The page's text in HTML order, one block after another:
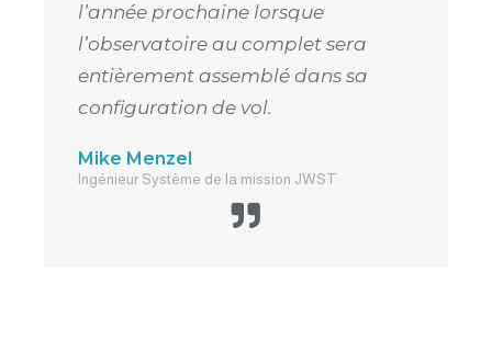
l’année prochaine lorsque
l’observatoire au complet sera
entièrement assemblé dans sa
configuration de vol.
Mike Menzel
Ingénieur Système de la mission JWST